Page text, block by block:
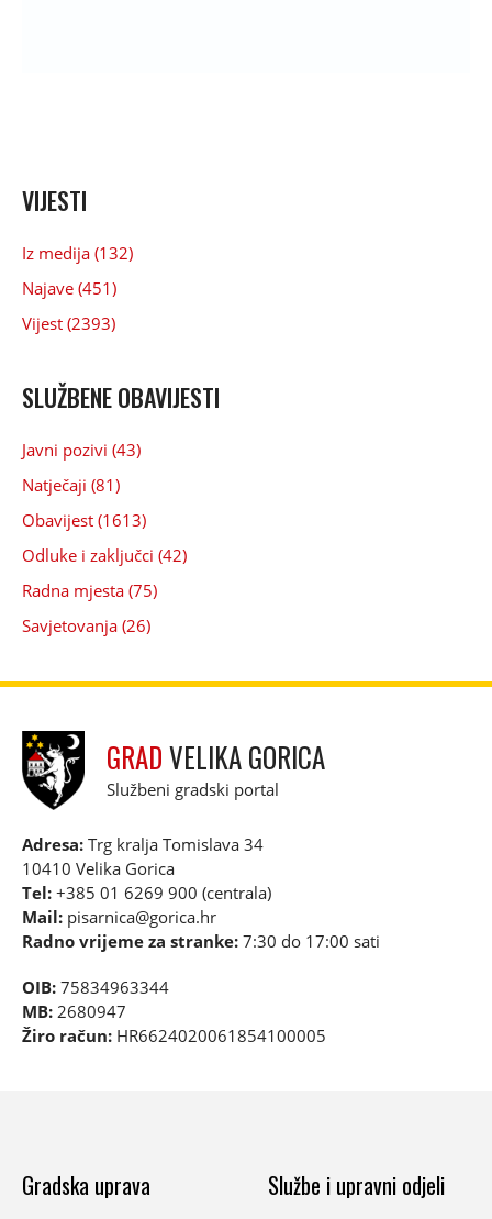
VIJESTI
Iz medija (132)
Najave (451)
Vijest (2393)
SLUŽBENE OBAVIJESTI
Javni pozivi (43)
Natječaji (81)
Obavijest (1613)
Odluke i zaključci (42)
Radna mjesta (75)
Savjetovanja (26)
GRADVELIKA GORICA
Službeni gradski portal
Adresa: Trg kralja Tomislava 34
10410 Velika Gorica
Tel: +385 01 6269 900 (centrala)
Mail: pisarnica@gorica.hr
Radno vrijeme za stranke: 7:30 do 17:00 sati
OIB: 75834963344
MB: 2680947
Žiro račun: HR6624020061854100005
Gradska uprava Službe i upravni odjeli